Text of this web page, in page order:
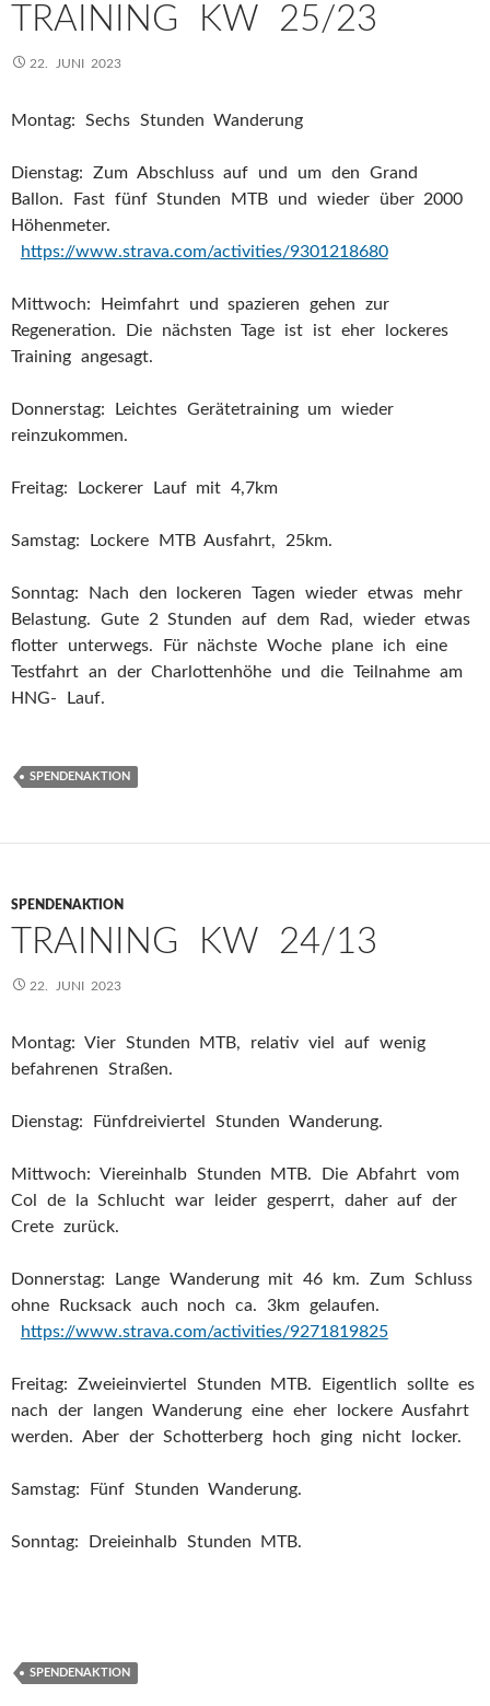
TRAINING KW 25/23
22. JUNI 2023
Montag: Sechs Stunden Wanderung
Dienstag: Zum Abschluss auf und um den Grand
Ballon. Fast fünf Stunden MTB und wieder über 2000
Höhenmeter.
https://www.strava.com/activities/9301218680
Mittwoch: Heimfahrt und spazieren gehen zur
Regeneration. Die nächsten Tage ist ist eher lockeres
Training angesagt.
Donnerstag: Leichtes Gerätetraining um wieder
reinzukommen.
Freitag: Lockerer Lauf mit 4,7km
Samstag: Lockere MTB Ausfahrt, 25km.
Sonntag: Nach den lockeren Tagen wieder etwas mehr
Belastung. Gute 2 Stunden auf dem Rad, wieder etwas
flotter unterwegs. Für nächste Woche plane ich eine
Testfahrt an der Charlottenhöhe und die Teilnahme am
HNG- Lauf.
SPENDENAKTION
SPENDENAKTION
TRAINING KW 24/13
22. JUNI 2023
Montag: Vier Stunden MTB, relativ viel auf wenig
befahrenen Straßen.
Dienstag: Fünfdreiviertel Stunden Wanderung.
Mittwoch: Viereinhalb Stunden MTB. Die Abfahrt vom
Col de la Schlucht war leider gesperrt, daher auf der
Crete zurück.
Donnerstag: Lange Wanderung mit 46 km. Zum Schluss
ohne Rucksack auch noch ca. 3km gelaufen.
https://www.strava.com/activities/9271819825
Freitag: Zweieinviertel Stunden MTB. Eigentlich sollte es
nach der langen Wanderung eine eher lockere Ausfahrt
werden. Aber der Schotterberg hoch ging nicht locker.
Samstag: Fünf Stunden Wanderung.
Sonntag: Dreieinhalb Stunden MTB.
SPENDENAKTION